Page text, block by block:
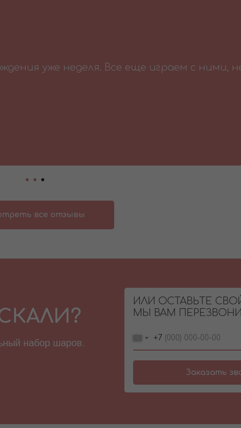
уже неделя. Все еще играем с ними,
все отзывы
набор шаров.
ИЛИ ОСТАВЬТЕ
МЫ ВАМ
+7
Заказать